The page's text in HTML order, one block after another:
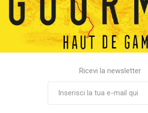
Ricevi la newsletter